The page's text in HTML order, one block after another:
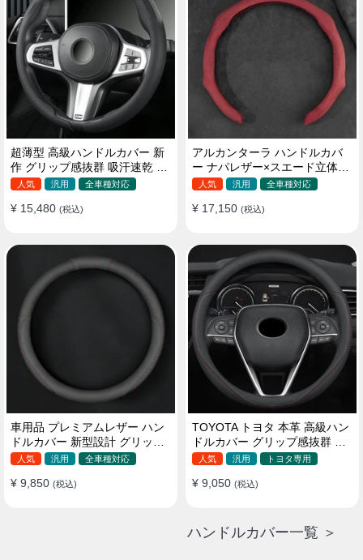
超薄型 高級ハンドルカバー 新
作 グリップ感抜群 吸汗速乾 ス
エード ナパレザー 通年使用
人気 汎用 全車種対応
¥ 15,480 (税込)
アルカンターラ ハンドルカバ
ー ナパレザー×スエード立体デ
ザイン 四季汎用 O/D型兼用 38-
人気 汎用 全車種対応
¥ 17,150 (税込)
車用品 プレミアムレザー ハン
ドルカバー 新型設計 グリップ
感向上 取付簡単 滑り止め 36〜
人気 汎用 全車種対応
¥ 9,850 (税込)
TOYOTA トヨタ 本革 高級ハン
ドルカバー グリップ感抜群 取
り付け簡単 滑り止め 37~40CM
人気 汎用 トヨタ専用
¥ 9,050 (税込)
ハンドルカバー一覧 ＞